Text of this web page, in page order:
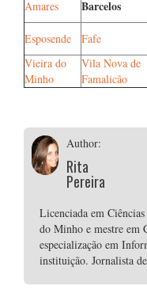
Amares Barcelos
Esposende
Fafe
Vieira do
Minho
Vila Nova de
Famalicão
Author:
Rita
Pereira
Licenciada em
do Minho e mestre em
especialização em
instituição. Jornalista